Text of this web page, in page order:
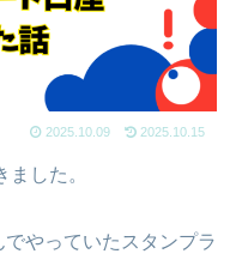
2025.10.09 2025.10.15
した。
やっていたスタンプラ